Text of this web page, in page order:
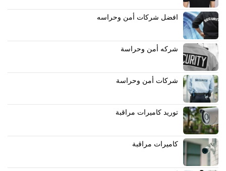
افضل شركات أمن وحراسه
شركه أمن وحراسة
شركات أمن وحراسة
توريد كاميرات مراقبة
كاميرات مراقبة